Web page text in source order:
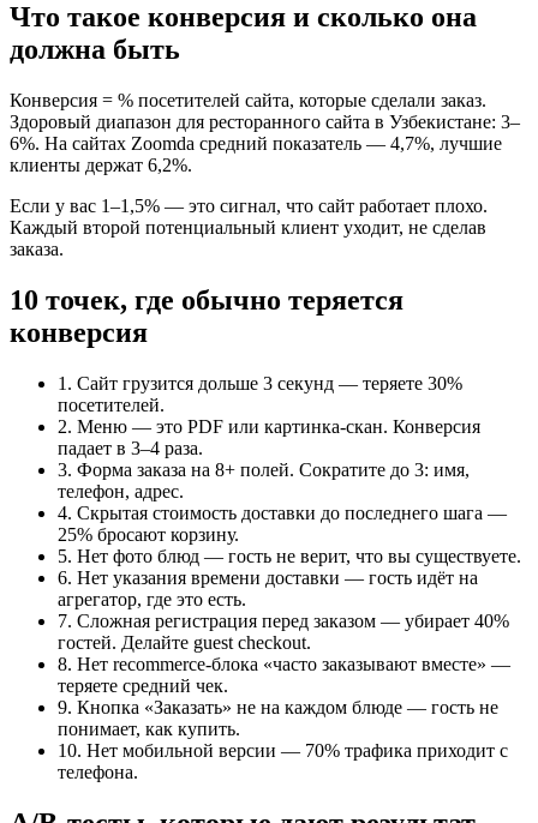
Что такое конверсия и сколько она
должна быть
Конверсия = % посетителей сайта, которые сделали заказ.
Здоровый диапазон для ресторанного сайта в Узбекистане: 3–
6%. На сайтах Zoomda средний показатель — 4,7%, лучшие
клиенты держат 6,2%.
Если у вас 1–1,5% — это сигнал, что сайт работает плохо.
Каждый второй потенциальный клиент уходит, не сделав
заказа.
10 точек, где обычно теряется
конверсия
1. Сайт грузится дольше 3 секунд — теряете 30%
посетителей.
2. Меню — это PDF или картинка-скан. Конверсия
падает в 3–4 раза.
3. Форма заказа на 8+ полей. Сократите до 3: имя,
телефон, адрес.
4. Скрытая стоимость доставки до последнего шага —
25% бросают корзину.
5. Нет фото блюд — гость не верит, что вы существуете.
6. Нет указания времени доставки — гость идёт на
агрегатор, где это есть.
7. Сложная регистрация перед заказом — убирает 40%
гостей. Делайте guest checkout.
8. Нет recommerce-блока «часто заказывают вместе» —
теряете средний чек.
9. Кнопка «Заказать» не на каждом блюде — гость не
понимает, как купить.
10. Нет мобильной версии — 70% трафика приходит с
телефона.